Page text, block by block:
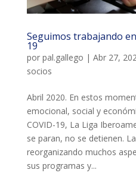
Seguimos trabajando
19
por pal.gallego | Abr 27,
socios
Abril 2020. En estos
emocional, social y
COVID-19, La Liga
se paran, no se detienen.
reorganizando muchos
sus programas y...
CASES
ACCIÓ